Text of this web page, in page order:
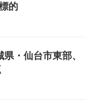
的
・仙台市東部、